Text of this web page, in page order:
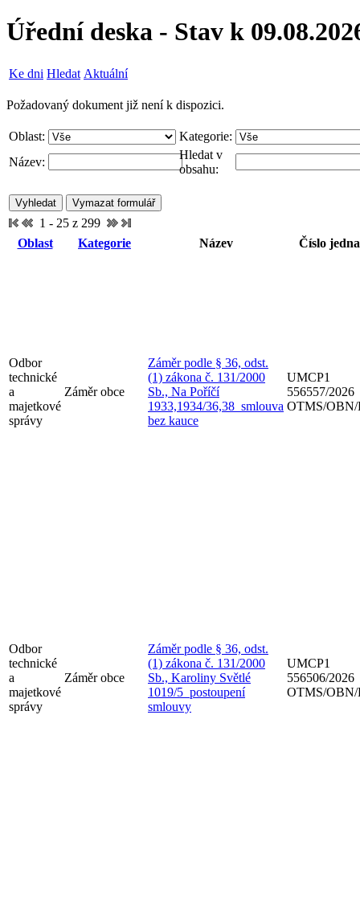
Úřední deska - Stav k
Ke dni Hledat Aktuální
Požadovaný dokument již není k dispozici.
Oblast:
Kategorie:
Název:
Hledat v
obsahu:
1 - 25 z 299
Oblast
Kategorie Název Číslo
Odbor
technické
a
majetkové
správy
Záměr obce
Záměr podle § 36, odst.
(1) zákona č. 131/2000
Sb., Na Poříčí
1933,1934/36,38_smlouva
bez kauce
UMCP1
556557/2026
OTMS/
Odbor
technické
a
majetkové
správy
Záměr obce
Záměr podle § 36, odst.
(1) zákona č. 131/2000
Sb., Karoliny Světlé
1019/5_postoupení
smlouvy
UMCP1
556506/2026
OTMS/